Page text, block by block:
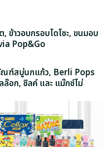
ข้าวอบกรอบโดโซะ, ขนมอบ
Pop&Go
ณฑ์สบู่นกแก้ว, Berli Pops
ล๊อก, ซิลค์ และ แม๊กซ์โม่